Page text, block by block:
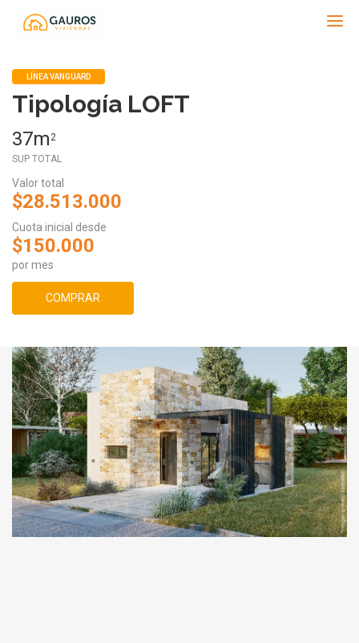
Gauros
LÍNEA VANGUARD
Tipología LOFT
37m2
SUP TOTAL
Valor total
$28.513.000
Cuota inicial desde
$150.000
por mes
COMPRAR